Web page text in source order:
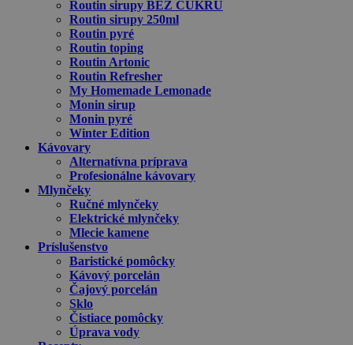
Routin sirupy BEZ CUKRU
Routin sirupy 250ml
Routin pyré
Routin toping
Routin Artonic
Routin Refresher
My Homemade Lemonade
Monin sirup
Monin pyré
Winter Edition
Kávovary
Alternatívna príprava
Profesionálne kávovary
Mlynčeky
Ručné mlynčeky
Elektrické mlynčeky
Mlecie kamene
Príslušenstvo
Baristické pomôcky
Kávový porcelán
Čajový porcelán
Sklo
Čistiace pomôcky
Úprava vody